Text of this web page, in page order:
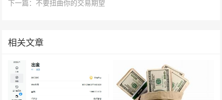
下一篇：不要扭曲你的交易期望
相关文章